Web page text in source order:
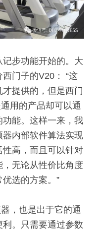
步功能开始的。大
门子的V20： “这
提供的，但是西门
用的产品却可以通
能。这样一来，我
内部软件算法实现
高，而且可以针对
无论从性价比角度
选的方案。”
，也是出于它的通
。只需要通过参数